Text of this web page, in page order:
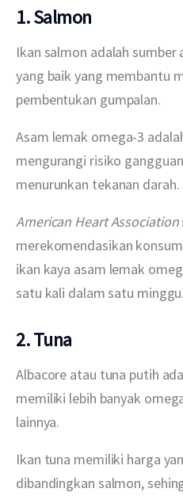
1. Salmon
Ikan salmon adalah
yang baik yang membantu
pembentukan gumpalan.
Asam lemak omega-3
mengurangi risiko
menurunkan tekanan darah.
American Heart Association
merekomendasikan
ikan kaya asam lemak
satu kali dalam satu minggu.
2. Tuna
Albacore atau tuna putih
memiliki lebih banyak
lainnya.
Ikan tuna memiliki harga
dibandingkan salmon,